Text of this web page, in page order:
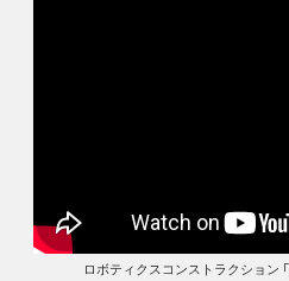
ロボティクスコンストラクション